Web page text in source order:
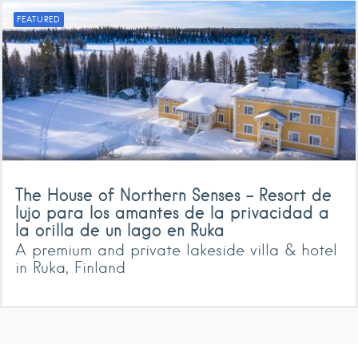
FEATURED
The House of Northern Senses – Resort de
lujo para los amantes de la privacidad a
la orilla de un lago en Ruka
A premium and private lakeside villa & hotel
in Ruka, Finland